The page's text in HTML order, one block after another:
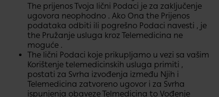
The prijenos Tvoja lični Podaci je za zaključenje
ugovora​​ neophodno . Ako Ona the Prijenos
podataka​ odbiti ili pogrešno Podaci navesti , je
the Pružanje usluga​ kroz Telemedicina ne
moguće .
The lični Podaci koje prikupljamo u vezi sa vašim
Korištenje telemedicinskih usluga primiti ,
postati za Svrha izvođenja između​​ Njih i
Telemedicina zatvoreno ugovor i za Svrha
ispunjenja obaveze Telmedicina​​ to Vođenje